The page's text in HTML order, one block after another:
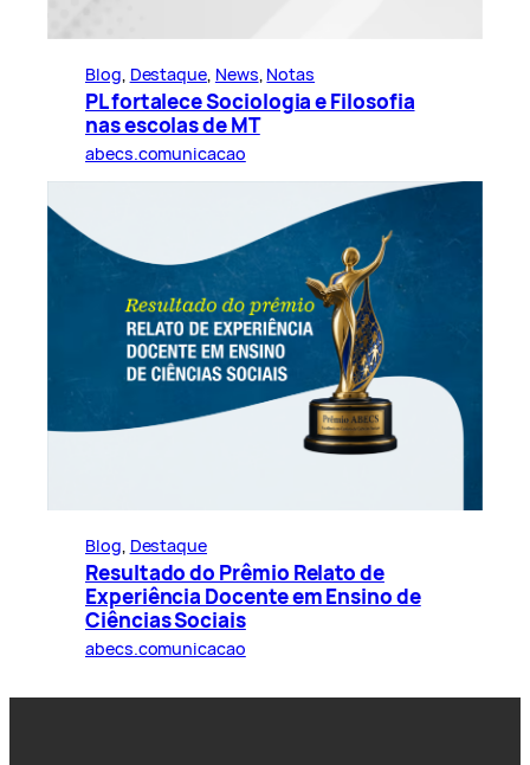
Blog, Destaque, News, Notas
PL fortalece Sociologia e Filosofia
nas escolas de MT
abecs.comunicacao
Blog, Destaque
Resultado do Prêmio Relato de
Experiência Docente em Ensino de
Ciências Sociais
abecs.comunicacao